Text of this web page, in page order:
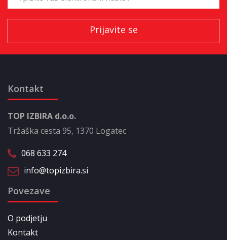
Kontakt
TOP IZBIRA d.o.o.
Tržaška cesta 95, 1370 Logatec
068 633 274
info@topizbira.si
Povezave
O podjetju
Kontakt